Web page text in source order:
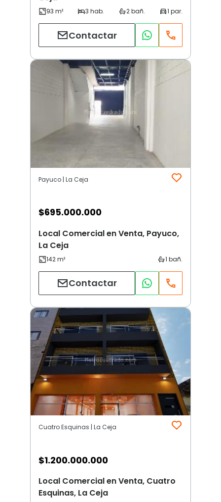
Contactar
Payuco | La Ceja
$695.000.000
Local Comercial en Venta, Payuco,
La Ceja
Contactar
Cuatro Esquinas | La Ceja
$1.200.000.000
Local Comercial en Venta, Cuatro
Esquinas, La Ceja